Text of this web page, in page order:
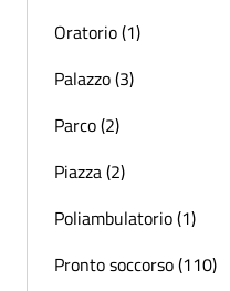
Oratorio (1)
Palazzo (3)
Parco (2)
Piazza (2)
Poliambulatorio (1)
Pronto soccorso (110)